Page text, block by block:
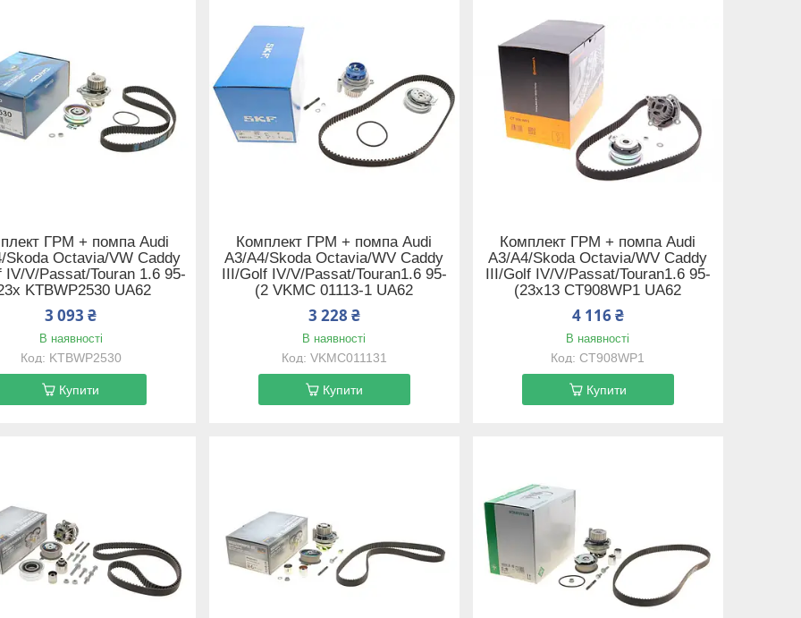
ГРМ + помпа Audi
Skoda Octavia/VW Caddy
IV/V/Passat/Touran 1.6 95-
KTBWP2530 UA62
3 093 ₴
В наявності
KTBWP2530
Купити
Комплект ГРМ + помпа Audi
A3/A4/Skoda Octavia/WV Caddy
III/Golf IV/V/Passat/Touran1.6 95-
(2 VKMC 01113-1 UA62
3 228 ₴
В наявності
VKMC011131
Купити
Комплект ГРМ + помпа Audi
A3/A4/Skoda Octavia/WV Caddy
III/Golf IV/V/Passat/Touran1.6 95-
(23x13 CT908WP1 UA62
4 116 ₴
В наявності
CT908WP1
Купити